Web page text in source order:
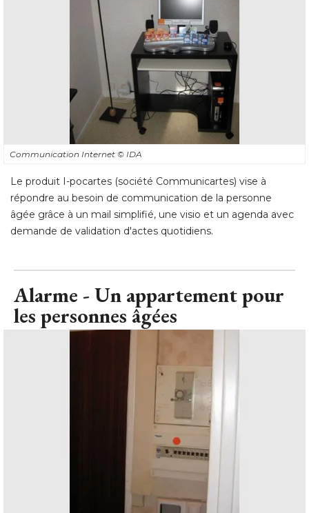
Communication Internet © IDA
Le produit I-pocartes (société Communicartes) vise à
répondre au besoin de communication de la personne
âgée grâce à un mail simplifié, une visio et un agenda avec
demande de validation d'actes quotidiens.
Alarme - Un appartement pour
les personnes âgées